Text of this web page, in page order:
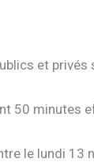
et
50
le lundi